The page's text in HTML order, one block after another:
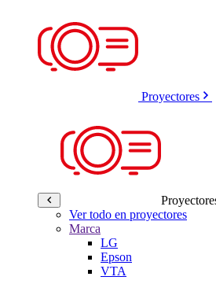
Proyectores
Ver todo en proyectores
Marca
LG
Epson
VTA